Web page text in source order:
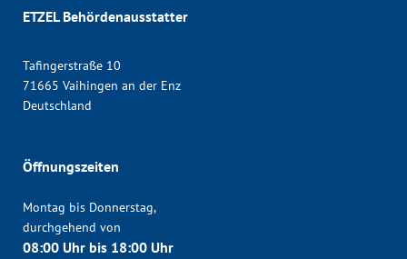
ETZEL Behördenausstatter
Tafingerstraße 10
71665 Vaihingen an der Enz
Deutschland
Öffnungszeiten
Montag bis Donnerstag,
durchgehend von
08:00 Uhr bis 18:00 Uhr